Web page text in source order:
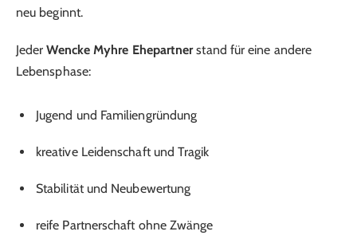
neu beginnt.
JederWencke Myhre Ehepartnerstand für eine andere
Lebensphase:
Jugend und Familiengründung
kreative Leidenschaft und Tragik
Stabilität und Neubewertung
reife Partnerschaft ohne Zwänge